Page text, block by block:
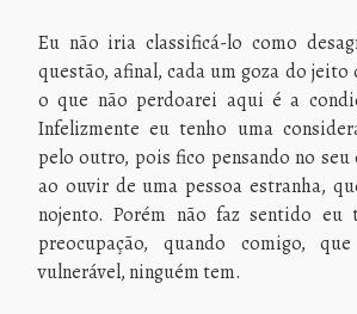
Eu não iria classificá-lo como
questão, afinal, cada um goza do
o que não perdoarei aqui é a
Infelizmente eu tenho uma
pelo outro, pois fico pensando no seu
ao ouvir de uma pessoa estranha,
nojento. Porém não faz sentido
preocupação, quando comigo,
vulnerável, ninguém tem.